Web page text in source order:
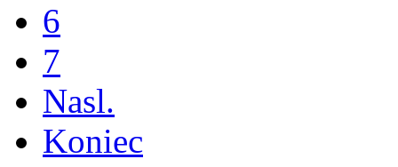
6
7
Nasl.
Koniec